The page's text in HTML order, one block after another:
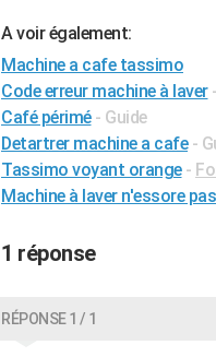
A voir également:
Machine a cafe tassimo
Code erreur machine à laver
Café périmé - Guide
Detartrer machine a cafe -
Tassimo voyant orange -
Machine à laver n'essore
1 réponse
RÉPONSE 1 / 1